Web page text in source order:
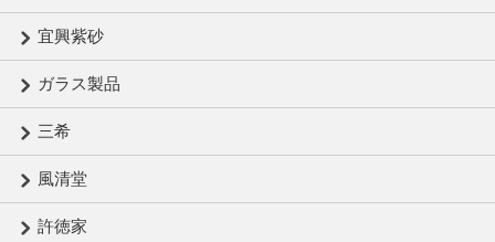
宜興紫砂
ガラス製品
三希
風清堂
許徳家